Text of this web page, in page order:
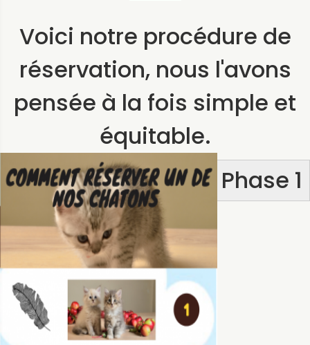
Voici notre procédure de
réservation, nous l'avons
pensée à la fois simple et
équitable.
Phase 1